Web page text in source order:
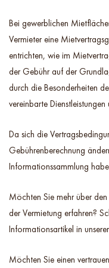
Bei gewerblichen
Vermieter eine
entrichten, wie im
der Gebühr auf der
durch die Besonderheiten
vereinbarte
Da sich die
Gebührenberechnung
Informationssammlung
Möchten Sie mehr über den
der Vermietung erfahren?
Informationsartikel in
Möchten Sie einen